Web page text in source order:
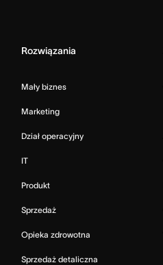
Rozwiązania
Mały biznes
Marketing
Dział operacyjny
IT
Produkt
Sprzedaż
Opieka zdrowotna
Sprzedaż detaliczna